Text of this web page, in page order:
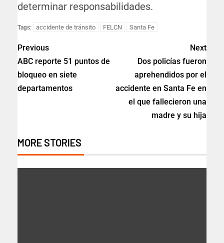
determinar responsabilidades.
Tags: accidente de tránsito FELCN Santa Fe
Previous
ABC reporte 51 puntos de
bloqueo en siete
departamentos
Next
Dos policías fueron
aprehendidos por el
accidente en Santa Fe en
el que fallecieron una
madre y su hija
MORE STORIES